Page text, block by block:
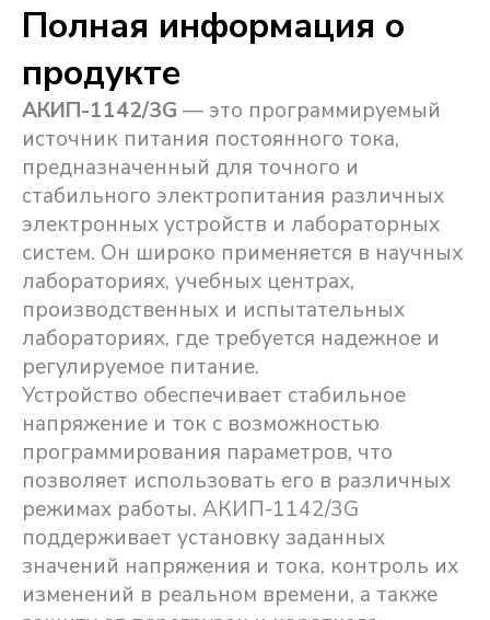
Полная информация о
продукте
АКИП-1142/3G — это программируемый
источник питания постоянного тока,
предназначенный для точного и
стабильного электропитания различных
электронных устройств и лабораторных
систем. Он широко применяется в научных
лабораториях, учебных центрах,
производственных и испытательных
лабораториях, где требуется надежное и
регулируемое питание.
Устройство обеспечивает стабильное
напряжение и ток с возможностью
программирования параметров, что
позволяет использовать его в различных
режимах работы. АКИП-1142/3G
поддерживает установку заданных
значений напряжения и тока, контроль их
изменений в реальном времени, а также